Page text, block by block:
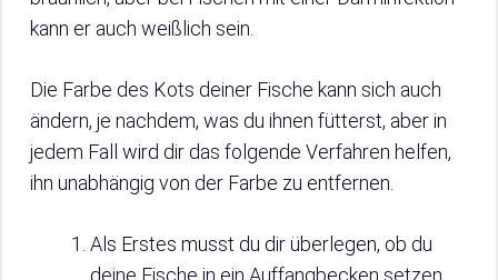
kann er auch weißlich sein.
Die Farbe des Kots deiner Fische kann sich auch
ändern, je nachdem, was du ihnen fütterst, aber in
jedem Fall wird dir das folgende Verfahren helfen,
ihn unabhängig von der Farbe zu entfernen.
Als Erstes musst du dir überlegen, ob du
deine Fische in ein Auffangbecken setzen